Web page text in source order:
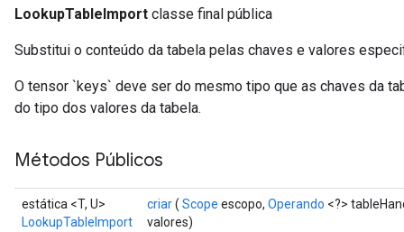
LookupTableImport classe final pública
Substitui o conteúdo da tabela pelas chaves e valores
O tensor `keys` deve ser do mesmo tipo que as chaves da
do tipo dos valores da tabela.
Métodos Públicos
estática <T, U>
LookupTableImport
criar( Scope escopo, Operando <?>
valores)